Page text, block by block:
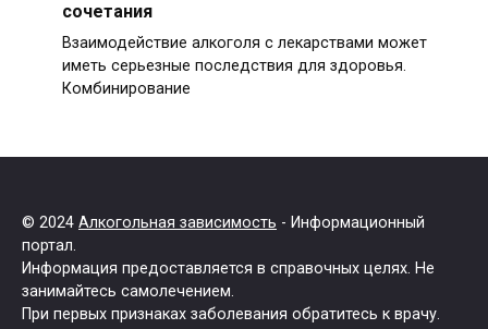
сочетания
Взаимодействие алкоголя с лекарствами может
иметь серьезные последствия для здоровья.
Комбинирование
© 2024 Алкогольная зависимость - Информационный
портал.
Информация предоставляется в справочных целях. Не
занимайтесь самолечением.
При первых признаках заболевания обратитесь к врачу.